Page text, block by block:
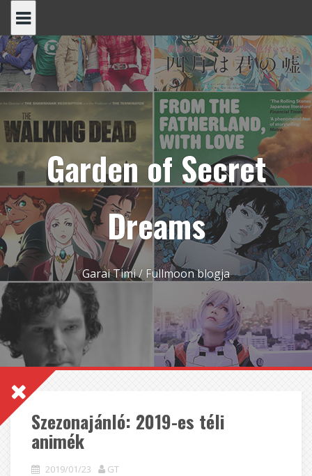
content
Garden of Secret
Dreams
Garai Timi / Fullmoon blogja
Szezonajánló: 2019-es téli
animék
2019/01/23 GT